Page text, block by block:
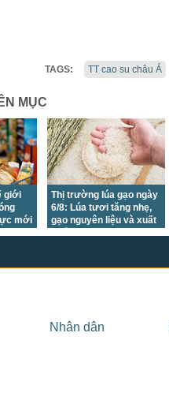
TAGS: TT cao su châu Á
MỤC
giới
mới
Thị trường lúa gạo ngày
6/8: Lúa tươi tăng nhẹ,
gạo nguyên liệu và xuất
Nhân dân